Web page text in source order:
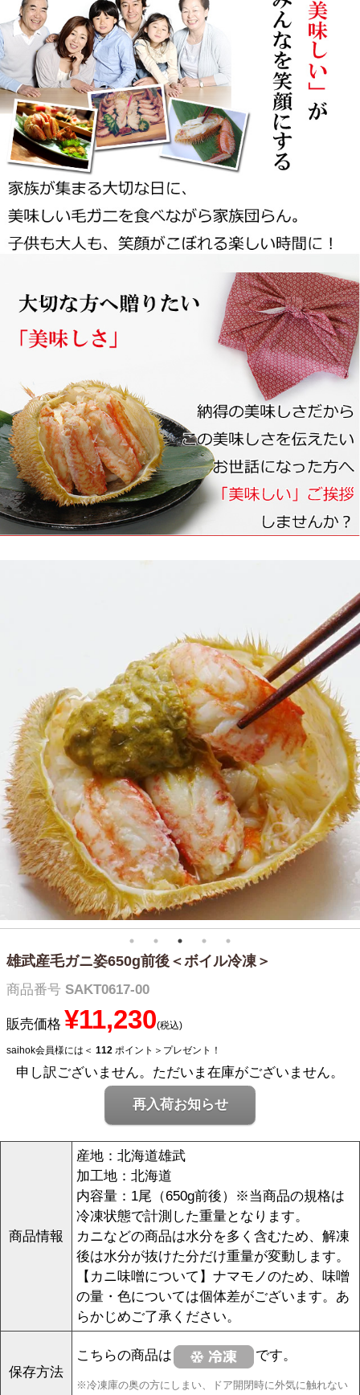
雄武産毛ガニ姿650g前後＜ボイル冷凍＞
商品番号 SAKT0617-00
販売価格 ¥11,230 税込
saihok会員様には＜ 112 ポイント＞プレゼント！
申し訳ございません。ただいま在庫がございません。
再入荷お知らせ
商品情報
産地：北海道雄武
加工地：北海道
内容量：1尾（650g前後）※当商品の規格は
冷凍状態で計測した重量となります。
カニなどの商品は水分を多く含むため、解凍
後は水分が抜けた分だけ重量が変動します。
【カニ味噌について】ナマモノのため、味噌
の量・色については個体差がございます。あ
らかじめご了承ください。
保存方法
こちらの商品は です。
※冷凍庫の奥の方にしまい、ドア開閉時に外気に触れない